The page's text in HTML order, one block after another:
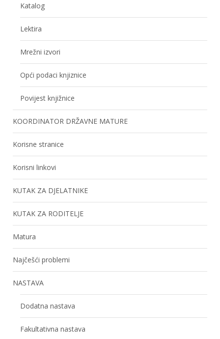
Katalog
Lektira
Mrežni izvori
Opći podaci knjiznice
Povijest knjižnice
KOORDINATOR DRŽAVNE MATURE
Korisne stranice
Korisni linkovi
KUTAK ZA DJELATNIKE
KUTAK ZA RODITELJE
Matura
Najčešći problemi
NASTAVA
Dodatna nastava
Fakultativna nastava